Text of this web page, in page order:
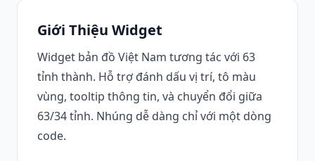
Giới Thiệu Widget
Widget bản đồ Việt Nam tương tác với 63
tỉnh thành. Hỗ trợ đánh dấu vị trí, tô màu
vùng, tooltip thông tin, và chuyển đổi giữa
63/34 tỉnh. Nhúng dễ dàng chỉ với một dòng
code.